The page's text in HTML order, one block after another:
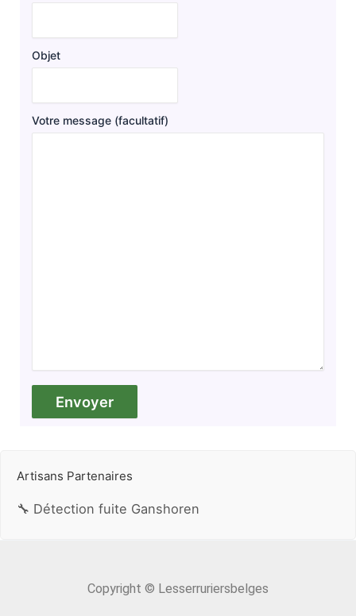
Objet
Votre message (facultatif)
Artisans Partenaires
🔧 Détection fuite Ganshoren
Copyright © Lesserruriersbelges